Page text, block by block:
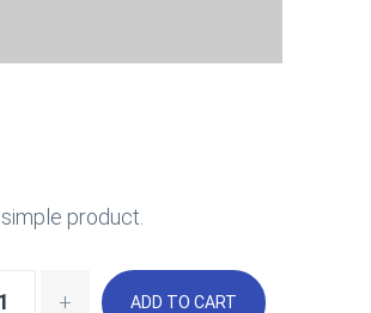
product.
ADD TO CART